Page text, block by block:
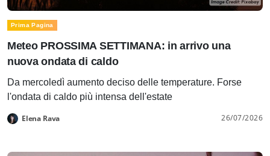
Prima Pagina
Meteo PROSSIMA SETTIMANA: in arrivo una
nuova ondata di caldo
Da mercoledì aumento deciso delle temperature. Forse
l'ondata di caldo più intensa dell'estate
Elena Rava 26/07/2026